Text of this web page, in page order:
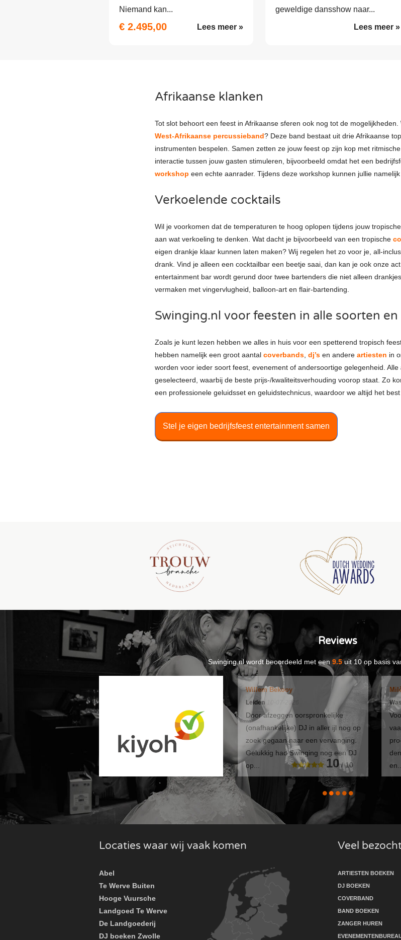
Niemand kan...
€ 2.495,00 Lees meer »
geweldige dansshow naar...
Lees meer »
Afrikaanse klanken
Tot slot behoort een feest in Afrikaanse sferen ook nog tot de
West-Afrikaanse percussieband? Deze band bestaat uit drie Afrikaanse
instrumenten bespelen. Samen zetten ze jouw feest op zijn kop met
interactie tussen jouw gasten stimuleren, bijvoorbeeld omdat het een
workshop een echte aanrader. Tijdens deze workshop kunnen jullie
Verkoelende cocktails
Wil je voorkomen dat de temperaturen te hoog oplopen tijdens jouw
aan wat verkoeling te denken. Wat dacht je bijvoorbeeld van een tropische
eigen drankje klaar kunnen laten maken? Wij regelen het zo voor je, all-
drank. Vind je alleen een cocktailbar een beetje saai, dan kan je ook onze act
entertainment bar wordt gerund door twee bartenders die niet alleen
vermaken met vingervlugheid, balloon-art en flair-bartending.
Swinging.nl voor feesten in alle soorten en
Zoals je kunt lezen hebben we alles in huis voor een spetterend tropisch
hebben namelijk een groot aantal coverbands dj’s en andere artiesten in
worden voor ieder soort feest, evenement of andersoortige gelegenheid.
geselecteerd, waarbij de beste prijs-/kwaliteitsverhouding voorop staat. Zo
een professionele geluidsset en geluidstechnicus, waardoor we altijd het
Stel je eigen bedrijfsfeest entertainment samen
Reviews
Swinging.nlwordt beoordeeld met een 9.5uit 10 op basis
Willem Bekooy
Leiden 10-07-2026
Door afzeggen oorspronkelijke
(onafhankelijke) DJ in aller ijl nog op
zoek gegaan naar een vervanging.
Gelukkig had Swinging nog een DJ
op...
10 / 10
en...
Locaties waar wij vaak komen
Abel
Te Werve Buiten
Hooge Vuursche
Landgoed Te Werve
De Landgoederij
DJ boeken Zwolle
Veel
ARTIESTEN BOEKEN
DJ BOEKEN
COVERBAND
BAND BOEKEN
ZANGER HUREN